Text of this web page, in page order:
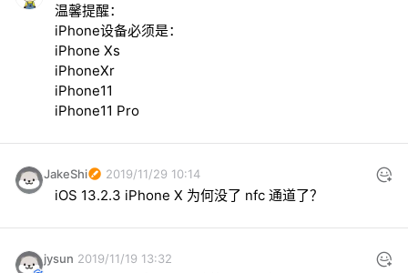
温馨提醒：
iPhone设备必须是：
iPhone Xs
iPhoneXr
iPhone11
iPhone11 Pro
JakeShi 2019/11/29 10:14
iOS 13.2.3 iPhone X 为何没了 nfc 通道了？
jysun 2019/11/19 13:32